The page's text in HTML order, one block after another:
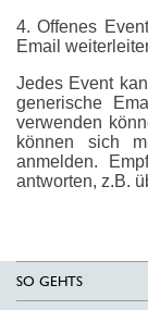
4. Offenes
Email
Jedes Event
generische
verwenden
können sich
anmelden.
antworten, z.B.
SO GEHTS